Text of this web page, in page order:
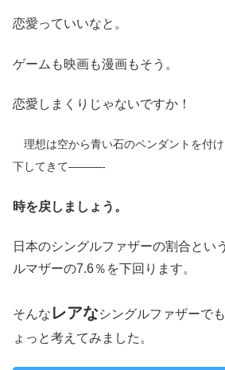
恋愛っていいなと。
ゲームも映画も漫画もそう。
恋愛しまくりじゃないですか！
理想は空から青い石のペンダントを付
下してきて———-
時を戻しましょう。
日本のシングルファザーの割合とい
ルマザーの7.6％を下回ります。
そんな レアなシングルファザーで
ょっと考えてみました。